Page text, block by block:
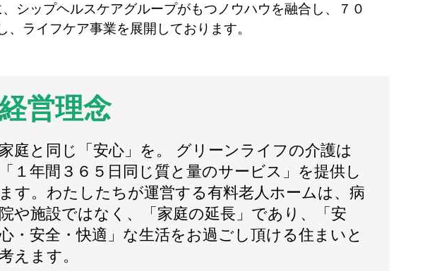
シップヘルスケアグループがもつノウハウを融合し、７０
ライフケア事業を展開しております。
営理念
家庭と同じ「安心」を。 グリーンライフの介護は
「１年間３６５日同じ質と量のサービス」を提供し
ます。わたしたちが運営する有料老人ホームは、病
院や施設ではなく、「家庭の延長」であり、「安
・安全・快適」な生活をお過ごし頂ける住まいと
えます。